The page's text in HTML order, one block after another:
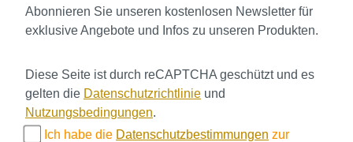
Abonnieren Sie unseren kostenlosen Newsletter für
exklusive Angebote und Infos zu unseren Produkten.
Diese Seite ist durch reCAPTCHA geschützt und es
gelten die Datenschutzrichtlinie und
Nutzungsbedingungen.
Ich habe die Datenschutzbestimmungen zur